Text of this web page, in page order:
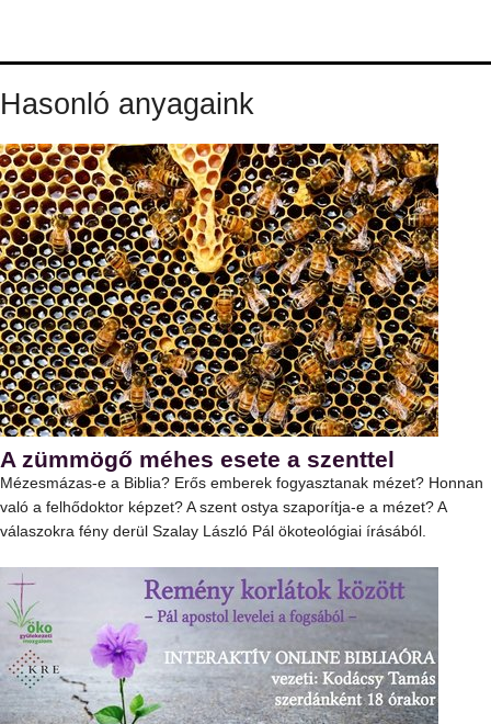
Hasonló anyagaink
A zümmögő méhes esete a szenttel
Mézesmázas-e a Biblia? Erős emberek fogyasztanak mézet? Honnan
való a felhődoktor képzet? A szent ostya szaporítja-e a mézet? A
válaszokra fény derül Szalay László Pál ökoteológiai írásából.